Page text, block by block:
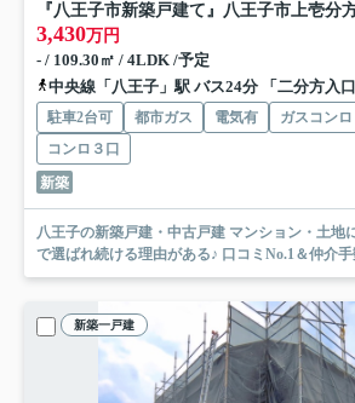
3,430万円
- / 109.30㎡ / 4LDK /予定
中央線「八王子」駅 バス24分 「二分方入
駐車2台可 都市ガス 電気有 ガスコンロ
コンロ３口
新築
八王子の新築戸建・中古戸建 マンション・土地には
で選ばれ続ける理由がある♪ 口コミNo.1＆仲介手
新築一戸建